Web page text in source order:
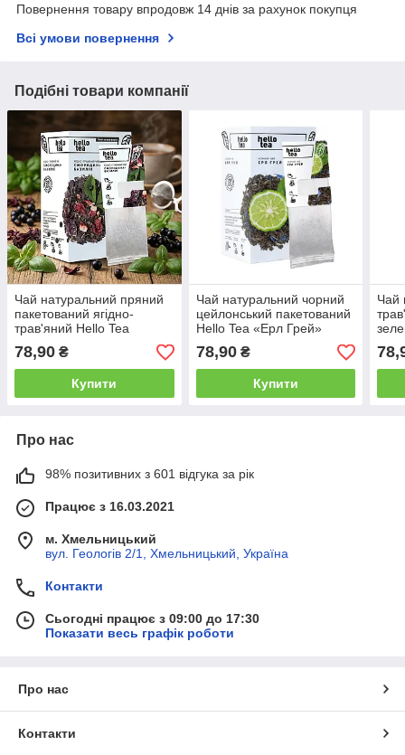
Повернення товару впродовж 14 днів за рахунок покупця
Всі умови повернення
Подібні товари компанії
Чай натуральний пряний
пакетований ягідно-
трав'яний Hello Tea
20шт/уп / Ягідний чай з
чорною смородиною
78,90 ₴
Купити
Чай натуральний чорний
цейлонський пакетований
Hello Tea «Ерл Грей»
78,90₴
Купити
Чай
уп.
Про нас
98% позитивних з 601 відгука за рік
Працює з 16.03.2021
м. Хмельницький
вул. Геологів 2/1, Хмельницький, Україна
Контакти
Сьогодні працює з 09:00 до 17:30
Показати весь графік роботи
Про нас
Контакти